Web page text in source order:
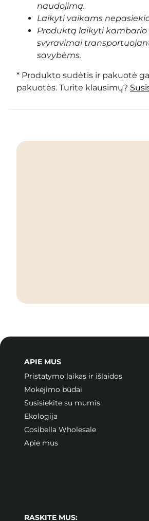
naudojimą.
Laikyti vaikams
Produktą laikyti kambario
svyravimai
savybėms.
* Produkto sudėtis ir pakuotė
pakuotės. Turite klausimų?
APIE MUS
Pristatymo laikas ir išlaidos
Mokėjimo būdai
Susisiekite su mumis
Ekologija
Cosibella Wholesale
Apie mus
RASKITE MUS: